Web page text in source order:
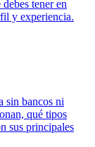
tener en
y experiencia.
sin bancos ni
qué tipos
sus principales